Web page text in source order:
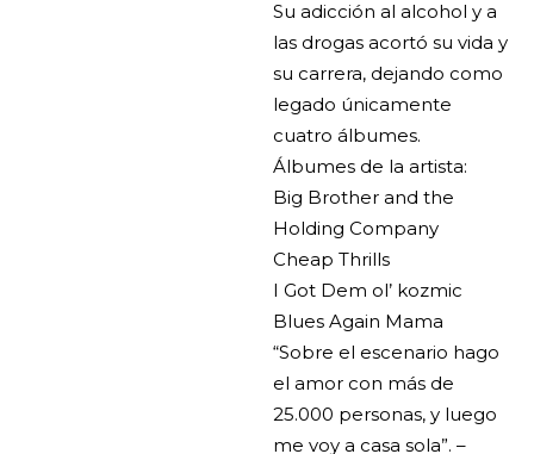
Su adicción al alcohol y a
las drogas acortó su vida y
su carrera, dejando como
legado únicamente
cuatro álbumes.
Álbumes de la artista:
Big Brother and the
Holding Company
Cheap Thrills
I Got Dem ol’ kozmic
Blues Again Mama
“Sobre el escenario hago
el amor con más de
25.000 personas, y luego
me voy a casa sola”. –